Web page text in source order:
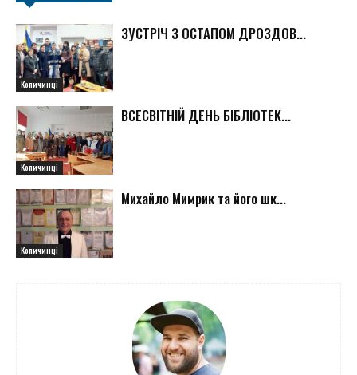
Копичинці
ЗУСТРІЧ З ОСТАПОМ ДРОЗДОВ...
Копичинці
ВСЕСВІТНІЙ ДЕНЬ БІБЛІОТЕК...
Копичинці
Михайло Мимрик та його шк...